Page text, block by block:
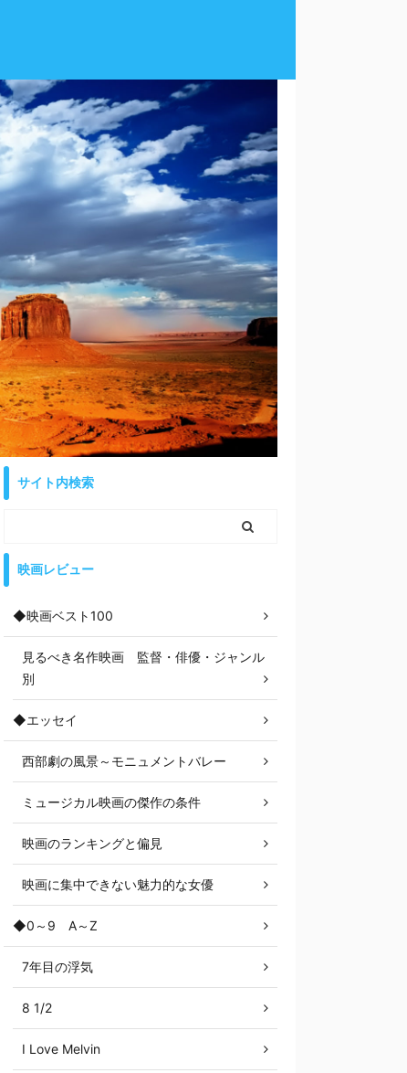
サイト内検索
映画レビュー
◆映画ベスト100
見るべき名作映画 監督・俳優・ジャンル
別
◆エッセイ
西部劇の風景～モニュメントバレー
ミュージカル映画の傑作の条件
映画のランキングと偏見
映画に集中できない魅力的な女優
◆0～9 A～Z
7年目の浮気
8 1/2
I Love Melvin